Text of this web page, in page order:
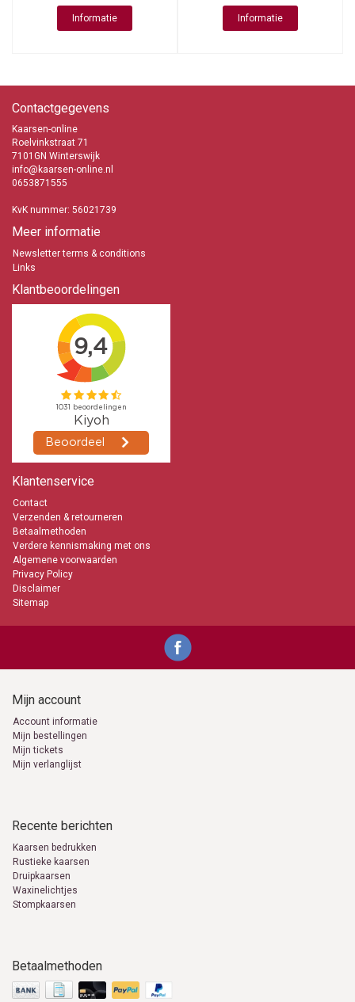
Informatie Informatie
Contactgegevens
Kaarsen-online
Roelvinkstraat 71
7101GN Winterswijk
info@kaarsen-online.nl
0653871555
KvK nummer: 56021739
Meer informatie
Newsletter terms & conditions
Links
Klantbeoordelingen
Klantenservice
Contact
Verzenden & retourneren
Betaalmethoden
Verdere kennismaking met ons
Algemene voorwaarden
Privacy Policy
Disclaimer
Sitemap
Mijn account
Account informatie
Mijn bestellingen
Mijn tickets
Mijn verlanglijst
Recente berichten
Kaarsen bedrukken
Rustieke kaarsen
Druipkaarsen
Waxinelichtjes
Stompkaarsen
Betaalmethoden